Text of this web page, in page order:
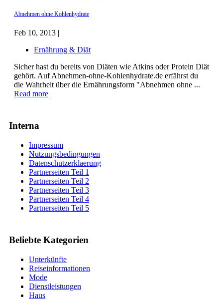
Beliebte Kategorien
Unterkünfte
Reiseinformationen
Mode
Dienstleistungen
Haus
Abnehmen ohne Kohlenhydrate
Feb 10, 2013 |
Ernährung & Diät
Sicher hast du bereits von Diäten wie Atkins oder Protein Diät
gehört. Auf Abnehmen-ohne-Kohlenhydrate.de erfährst du
die Wahrheit über die Ernährungsform "Abnehmen ohne ...
Read more
Interna
Impressum
Nutzungsbedingungen
Datenschutzerklaerung
Partnerseiten Teil 1
Partnerseiten Teil 2
Partnerseiten Teil 3
Partnerseiten Teil 4
Partnerseiten Teil 5